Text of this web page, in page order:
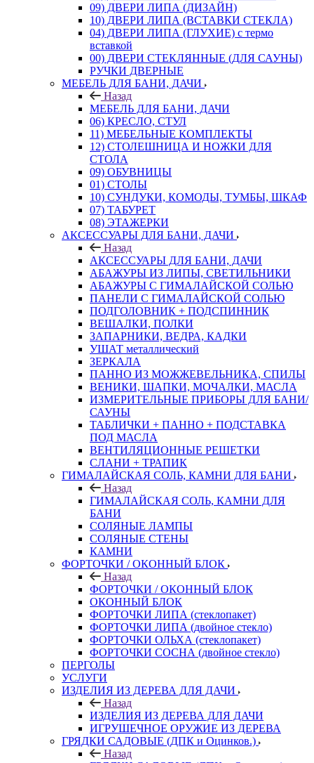
09) ДВЕРИ ЛИПА (ДИЗАЙН)
10) ДВЕРИ ЛИПА (ВСТАВКИ СТЕКЛА)
04) ДВЕРИ ЛИПА (ГЛУХИЕ) с термо
вставкой
00) ДВЕРИ СТЕКЛЯННЫЕ (ДЛЯ САУНЫ)
РУЧКИ ДВЕРНЫЕ
МЕБЕЛЬ ДЛЯ БАНИ, ДАЧИ
Назад
МЕБЕЛЬ ДЛЯ БАНИ, ДАЧИ
06) КРЕСЛО, СТУЛ
11) МЕБЕЛЬНЫЕ КОМПЛЕКТЫ
12) СТОЛЕШНИЦА И НОЖКИ ДЛЯ
СТОЛА
09) ОБУВНИЦЫ
01) СТОЛЫ
10) СУНДУКИ, КОМОДЫ, ТУМБЫ, ШКАФ
07) ТАБУРЕТ
08) ЭТАЖЕРКИ
АКСЕССУАРЫ ДЛЯ БАНИ, ДАЧИ
Назад
АКСЕССУАРЫ ДЛЯ БАНИ, ДАЧИ
АБАЖУРЫ ИЗ ЛИПЫ, СВЕТИЛЬНИКИ
АБАЖУРЫ С ГИМАЛАЙСКОЙ СОЛЬЮ
ПАНЕЛИ С ГИМАЛАЙСКОЙ СОЛЬЮ
ПОДГОЛОВНИК + ПОДСПИННИК
ВЕШАЛКИ, ПОЛКИ
ЗАПАРНИКИ, ВЕДРА, КАДКИ
УШАТ металлический
ЗЕРКАЛА
ПАННО ИЗ МОЖЖЕВЕЛЬНИКА, СПИЛЫ
ВЕНИКИ, ШАПКИ, МОЧАЛКИ, МАСЛА
ИЗМЕРИТЕЛЬНЫЕ ПРИБОРЫ ДЛЯ БАНИ/
САУНЫ
ТАБЛИЧКИ + ПАННО + ПОДСТАВКА
ПОД МАСЛА
ВЕНТИЛЯЦИОННЫЕ РЕШЕТКИ
СЛАНИ + ТРАПИК
ГИМАЛАЙСКАЯ СОЛЬ, КАМНИ ДЛЯ БАНИ
Назад
ГИМАЛАЙСКАЯ СОЛЬ, КАМНИ ДЛЯ
БАНИ
СОЛЯНЫЕ ЛАМПЫ
СОЛЯНЫЕ СТЕНЫ
КАМНИ
ФОРТОЧКИ / ОКОННЫЙ БЛОК
Назад
ФОРТОЧКИ / ОКОННЫЙ БЛОК
ОКОННЫЙ БЛОК
ФОРТОЧКИ ЛИПА (стеклопакет)
ФОРТОЧКИ ЛИПА (двойное стекло)
ФОРТОЧКИ ОЛЬХА (стеклопакет)
ФОРТОЧКИ СОСНА (двойное стекло)
ПЕРГОЛЫ
УСЛУГИ
ИЗДЕЛИЯ ИЗ ДЕРЕВА ДЛЯ ДАЧИ
Назад
ИЗДЕЛИЯ ИЗ ДЕРЕВА ДЛЯ ДАЧИ
ИГРУШЕЧНОЕ ОРУЖИЕ ИЗ ДЕРЕВА
ГРЯДКИ САДОВЫЕ (ДПК и Оцинков.)
Назад